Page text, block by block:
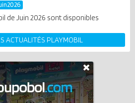
de Juin 2026 sont disponibles
ACTUALITÉS PLAYMOBIL